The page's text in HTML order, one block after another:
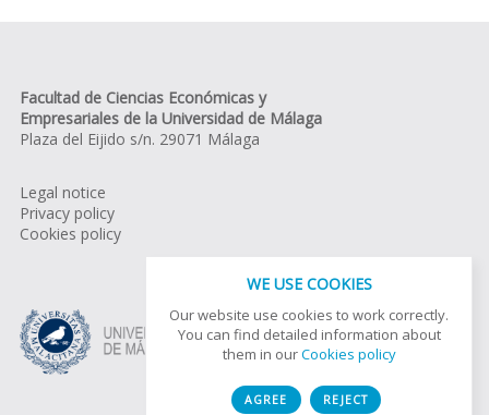
Facultad de Ciencias Económicas y
Empresariales de la Universidad de Málaga
Plaza del Eijido s/n. 29071 Málaga
Legal notice
Privacy policy
Cookies policy
WE USE COOKIES
Our website use cookies to work correctly.
You can find detailed information about
them in ourCookies policy
AGREE REJECT